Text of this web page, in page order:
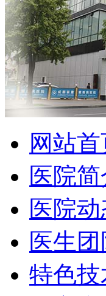
网站
医院简
医院
医生团
特色技